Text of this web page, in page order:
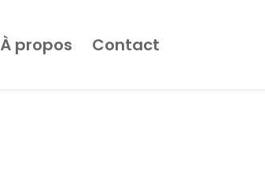
À propos Contact